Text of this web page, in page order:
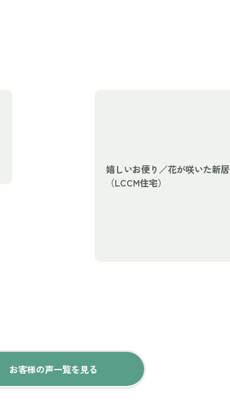
嬉しいお便り／花が咲いた新居
（LCCM住宅）
お客様の声一覧を見る